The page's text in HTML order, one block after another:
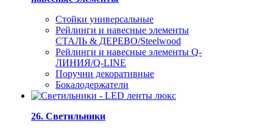
Стойки универсальные
Рейлинги и навесные элементы
СТАЛЬ & ДЕРЕВО/Steelwood
Рейлинги и навесные элементы Q-
ЛИНИЯ/Q-LINE
Поручни декоративные
Бокалодержатели
26. Светильники